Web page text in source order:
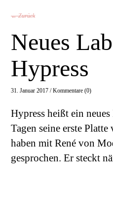
← Zurück
Neues
Hypress
31. Januar 2017 /Kommentare (0)
Hypress heißt ein
Tagen seine erste
haben mit René von
gesprochen. Er steckt